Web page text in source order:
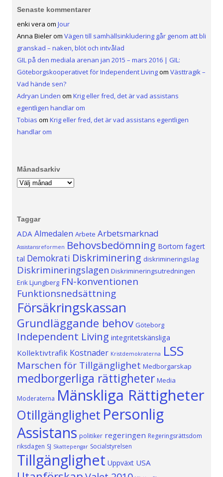
Senaste kommentarer
enki vera om Jour
Anna Bielerom Vägen till samhällsinkludering går genom att bli
granskad – naken, blöt och intvålad
GIL på den mediala arenan jan 2015 – mars 2016 | GIL:
Göteborgskooperativet för Independent Livingom Västtragik –
Vad hände sen?
Adryan Linden om Krig eller fred, det är vad assistans
egentligen handlar om
Tobias om Krig eller fred, det är vad assistans egentligen
handlar om
Månadsarkiv
Månadsarkiv
Taggar
ADA Almedalen Arbete Arbetsmarknad
Assistansreformen Behovsbedömning Bortom fagert
tal Demokrati Diskriminering diskrimineringslag
Diskrimineringslagen Diskrimineringsutredningen
Erik Ljungberg FN-konventionen
Funktionsnedsättning
Försäkringskassan
Grundläggande behov Göteborg
Independent Living integritetskänsliga
Kollektivtrafik Kostnader Kristdemokraterna LSS
Marschen för Tillgänglighet Medborgarskap
medborgerliga rättigheter Media
Moderaterna Mänskliga Rättigheter
Otillgänglighet Personlig
Assistans politiker regeringen Regeringsrättsdom
riksdagen SJ Skattepengar Socialstyrelsen
Tillgänglighet Uppväxt USA